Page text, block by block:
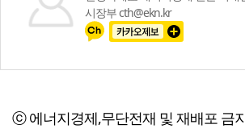
시장부 cth@ekn.kr
ⓒ 에너지경제,무단전재 및 재배포 금